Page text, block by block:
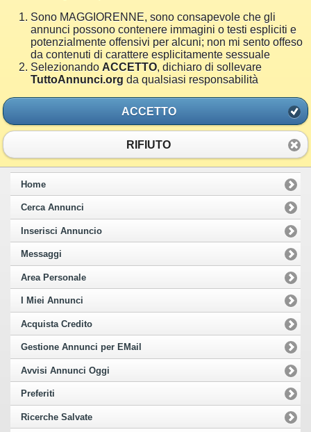
Sono MAGGIORENNE, sono consapevole che gli
annunci possono contenere immagini o testi espliciti e
potenzialmente offensivi per alcuni; non mi sento offeso
da contenuti di carattere esplicitamente sessuale
Selezionando ACCETTO, dichiaro di sollevare
TuttoAnnunci.org da qualsiasi responsabilità
ACCETTO
RIFIUTO
Home
Cerca Annunci
Inserisci Annuncio
Messaggi
Area Personale
I Miei Annunci
Acquista Credito
Gestione Annunci per EMail
Avvisi Annunci Oggi
Preferiti
Ricerche Salvate